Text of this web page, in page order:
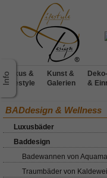
Luxus &
Lifestyle
Kunst &
Galerien
&
BADdesign & Wellness
Luxusbäder
Baddesign
Badewannen von
Traumbäder von Kaldewei